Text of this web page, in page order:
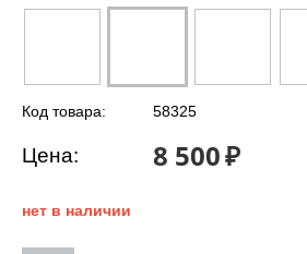
Код товара: 58325
Цена: 8 500₽
нет в наличии